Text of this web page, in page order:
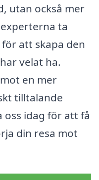
utan också mer
ta
att skapa den
velat ha.
en mer
tilltalande
idag för att få
din resa mot